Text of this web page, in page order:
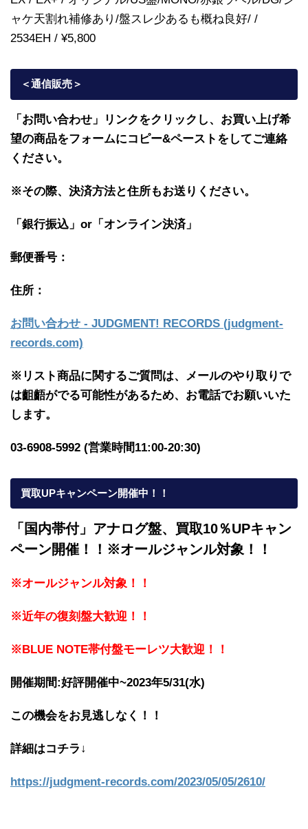
ャケ天割れ補修あり/盤スレ少あるも概ね良好/ /
2534EH / ¥5,800
＜通信販売＞
「お問い合わせ」リンクをクリックし、 お買い上げ希
望の商品をフォームにコピー&ペーストをしてご連絡
ください。
※その際、決済方法と住所もお送りください。
「銀行振込」or「 オンライン決済」
郵便番号：
住所：
お問い合わせ - JUDGMENT! RECORDS (judgment-
records.com)
※リスト商品に関するご質問は、メールのやり取りで
は齟齬がでる可能性があるため、お電話でお願いいた
します。
03-6908-5992 (営業時間11:00-20:30)
買取UPキャンペーン開催中！！
「国内帯付」アナログ盤、買取10％UPキャン
ペーン開催！！※オールジャンル対象！！
※オールジャンル対象！！
※近年の復刻盤大歓迎！！
※BLUE NOTE帯付盤モーレツ大歓迎！！
開催期間:好評開催中~2023年5/31(水)
この機会をお見逃しなく！！
詳細はコチラ↓
https://judgment-records.com/2023/05/05/2610/